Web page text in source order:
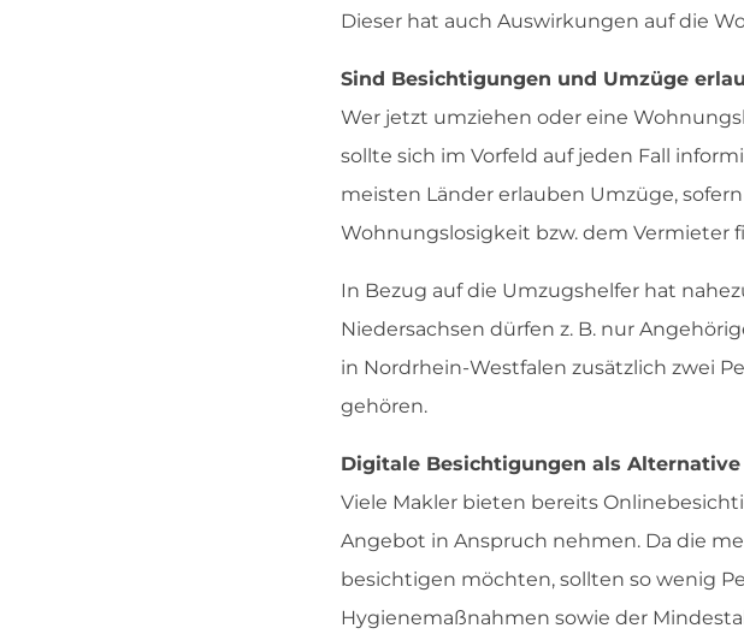
Dieser hat auch Auswirkungen auf die
Sind Besichtigungen und Umzüge
Wer jetzt umziehen oder eine
sollte sich im Vorfeld auf jeden Fall
meisten Länder erlauben Umzüge,
Wohnungslosigkeit bzw. dem Vermieter
In Bezug auf die Umzugshelfer hat
Niedersachsen dürfen z. B. nur
in Nordrhein-Westfalen zusätzlich zwei
gehören.
Digitale Besichtigungen als Alternative
Viele Makler bieten bereits
Angebot in Anspruch nehmen. Da die
besichtigen möchten, sollten so wenig
Hygienemaßnahmen sowie der